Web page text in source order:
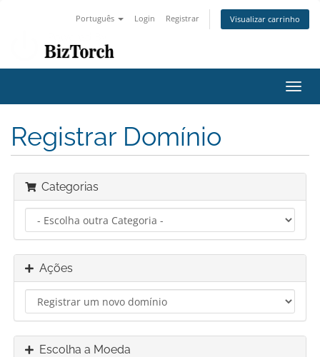
Português Login Registrar Visualizar carrinho
Registrar Domínio
Categorias
Ações
Escolha a Moeda